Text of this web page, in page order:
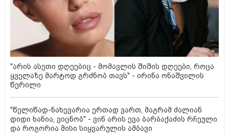
"არის ასეთი დღეებიც - მომავლის შიშის დღეები, როცა
ყველაზე მარტოდ გრძნობ თავს" - ირინა ონაშვილის
წერილი
"წელიწად-ნახევარია ერთად ვართ, მაგრამ ძალიან
დიდი ხანია, ვიცნობ" - ვინ არის ევა ბარბაქაძის რჩეული
და როგორია მისი სიყვარულის ამბავი